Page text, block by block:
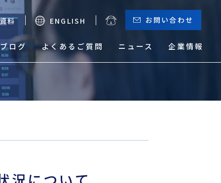
料 ENGLISH お問い合わせ
ログ よくあるご質問 ニュース 企業情報
サーチャージ一覧
本船動静と換算レート